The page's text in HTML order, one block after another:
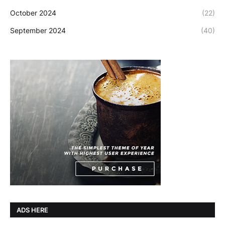
October 2024 (22)
September 2024 (40)
ADS HERE